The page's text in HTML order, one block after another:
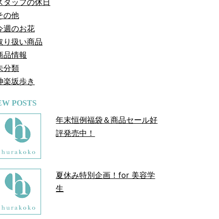
タッフの休日
の他
週のお花
り扱い商品
品情報
分類
楽坂歩き
POSTS
年末恒例福袋＆商品セール好
評発売中！
夏休み特別企画！for 美容学
生